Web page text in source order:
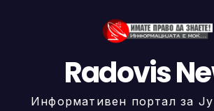
Radovis
Информативен портал за